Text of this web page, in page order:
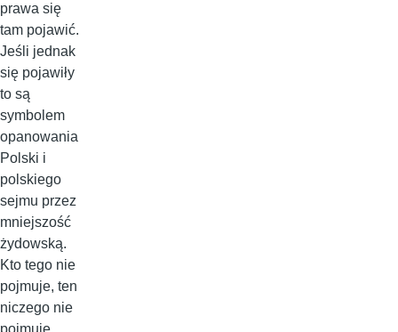
prawa się
tam pojawić.
Jeśli jednak
się pojawiły
to są
symbolem
opanowania
Polski i
polskiego
sejmu przez
mniejszość
żydowską.
Kto tego nie
pojmuje, ten
niczego nie